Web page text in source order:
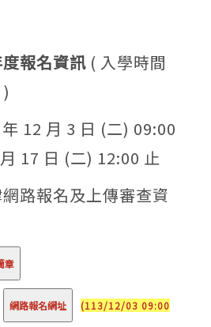
報名資訊 ( 入學時間
12 月 3 日 (二) 09:00
17 日 (二) 12:00 止
路報名及上傳審查資
(113/12/03 09:00